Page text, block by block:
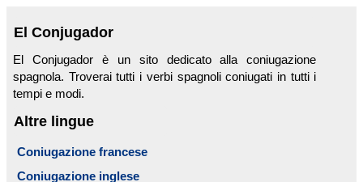
El Conjugador
El Conjugador è un sito dedicato alla coniugazione
spagnola. Troverai tutti i verbi spagnoli coniugati in tutti i
tempi e modi.
Altre lingue
Coniugazione francese
Coniugazione inglese